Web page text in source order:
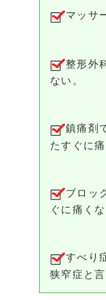
マッサ
整形外
ない。
鎮痛剤
たすぐに痛
ブロッ
ぐに痛くな
すべり
狭窄症と言